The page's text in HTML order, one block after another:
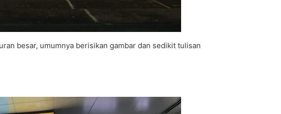
besar, umumnya berisikan gambar dan sedikit tulisan